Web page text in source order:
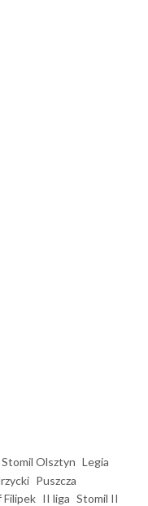
Olsztyn Legia
Puszcza
Filipek II liga Stomil II